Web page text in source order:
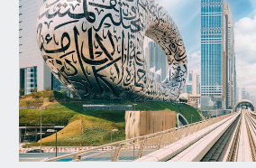
à
Dubaï
en
2026-
2027